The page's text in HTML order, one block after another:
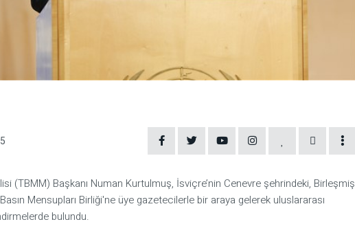
(TBMM) Başkanı Numan Kurtulmuş, İsviçre’nin Cenevre şehrindeki, Birleşmiş
Mensupları Birliği'ne üye gazetecilerle bir araya gelerek uluslararası
bulundu.